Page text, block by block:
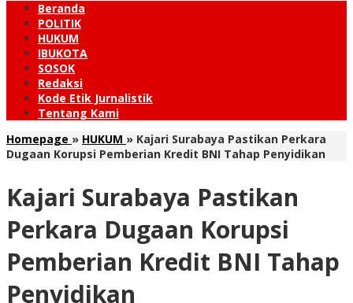
Beranda
POLITIK
HUKUM
IBUKOTA
SOSOK
Redaksi
Kode Etik Jurnalistik
Tentang Kami
Homepage » HUKUM » Kajari Surabaya Pastikan Perkara
Dugaan Korupsi Pemberian Kredit BNI Tahap Penyidikan
Kajari Surabaya Pastikan
Perkara Dugaan Korupsi
Pemberian Kredit BNI Tahap
Penyidikan